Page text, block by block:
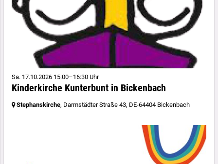
Sa. 17.10.2026 15:00–16:30 Uhr
Kinderkirche Kunterbunt in Bickenbach
Stephanskirche, Darmstädter Straße 43, DE-64404 Bickenbach